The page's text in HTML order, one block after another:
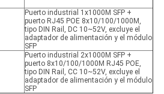
Puerto industrial 1x1000M SFP +
puerto RJ45 POE 8x10/100/1000M,
tipo DIN Rail, DC 10~52V, excluye el
adaptador de alimentación y el módulo
SFP
Puerto industrial 2x1000M SFP +
puerto 8x10/100/1000M RJ45 POE,
tipo DIN Rail, CC 10~52V, excluye el
adaptador de alimentación y el módulo
SFP